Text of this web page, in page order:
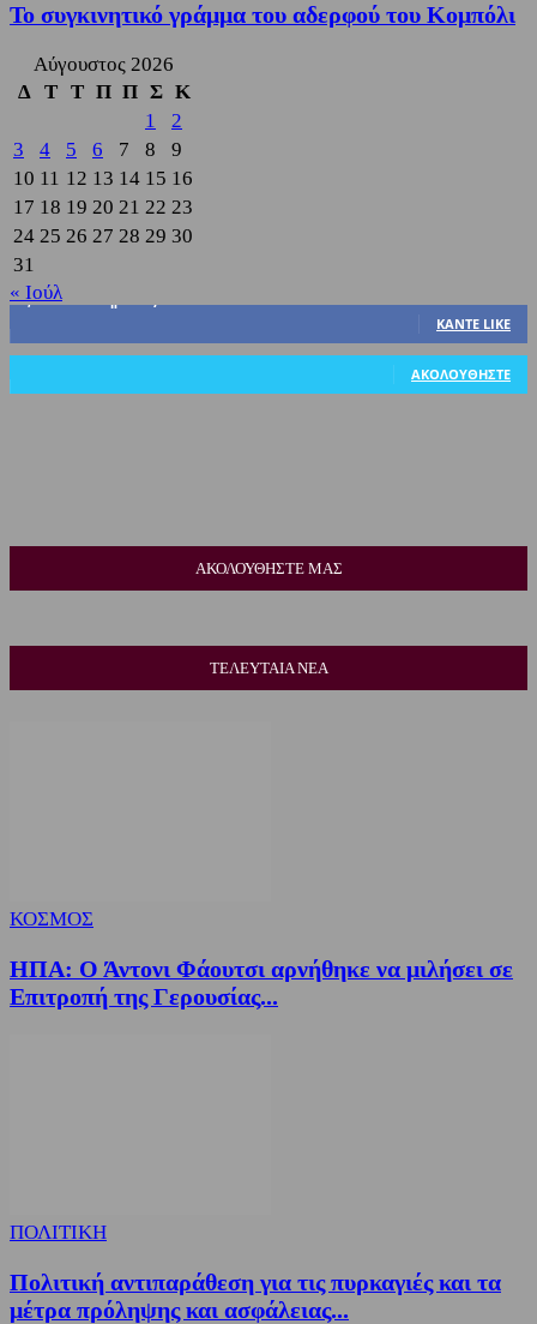
Το συγκινητικό γράμμα του αδερφού του Κομπόλι
Αύγουστος 2026
Δ
Τ Τ Π Π Σ Κ
1
2
3
4 5 6 7 8
9
10 11 12 13 14 15 16
17 18 19 20 21 22 23
24 25 26 27 28 29 30
31
« Ιούλ
3,822
ΚΆΝΤΕ LIKE
ΑΚΟΛΟΥΘΉΣΤΕ
ΑΚΟΛΟΥΘΗΣΤΕ ΜΑΣ
ΤΕΛΕΥΤΑΙΑ ΝΕΑ
ΚΟΣΜΟΣ
ΗΠΑ: Ο Άντονι Φάουτσι αρνήθηκε να μιλήσει σε
Επιτροπή της Γερουσίας...
ΠΟΛΙΤΙΚΗ
Πολιτική αντιπαράθεση για τις πυρκαγιές και τα
μέτρα πρόληψης και ασφάλειας...